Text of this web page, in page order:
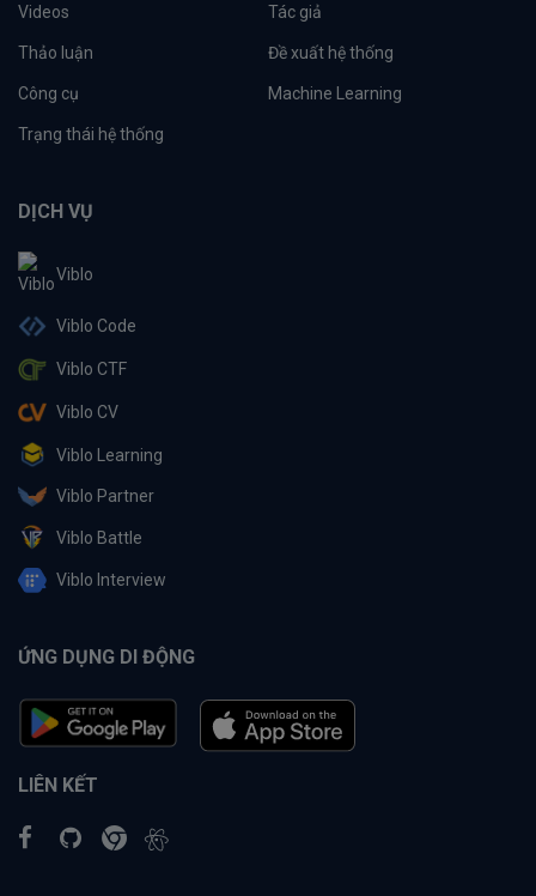
Videos Tác giả
Thảo luận Đề xuất hệ thống
Công cụ Machine Learning
Trạng thái hệ thống
DỊCH VỤ
Viblo
Viblo Code
Viblo CTF
Viblo CV
Viblo Learning
Viblo Partner
Viblo Battle
Viblo Interview
ỨNG DỤNG DI ĐỘNG
LIÊN KẾT